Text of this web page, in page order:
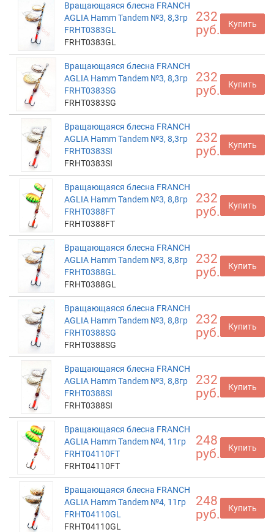
Вращающаяся блесна FRANCH
AGLIA Hamm Tandem №3, 8,3гр
FRHT0383GL
FRHT0383GL
232
руб.
Купить
Вращающаяся блесна FRANCH
AGLIA Hamm Tandem №3, 8,3гр
FRHT0383SG
FRHT0383SG
232
руб.
Купить
Вращающаяся блесна FRANCH
AGLIA Hamm Tandem №3, 8,3гр
FRHT0383SI
FRHT0383SI
232
руб.
Купить
Вращающаяся блесна FRANCH
AGLIA Hamm Tandem №3, 8,8гр
FRHT0388FT
FRHT0388FT
232
руб.
Купить
Вращающаяся блесна FRANCH
AGLIA Hamm Tandem №3, 8,8гр
FRHT0388GL
FRHT0388GL
232
руб.
Купить
Вращающаяся блесна FRANCH
AGLIA Hamm Tandem №3, 8,8гр
FRHT0388SG
FRHT0388SG
232
руб.
Купить
Вращающаяся блесна FRANCH
AGLIA Hamm Tandem №3, 8,8гр
FRHT0388SI
FRHT0388SI
232
руб.
Купить
Вращающаяся блесна FRANCH
AGLIA Hamm Tandem №4, 11гр
FRHT04110FT
FRHT04110FT
248
руб.
Купить
Вращающаяся блесна FRANCH
AGLIA Hamm Tandem №4, 11гр
FRHT04110GL
FRHT04110GL
248
руб.
Купить